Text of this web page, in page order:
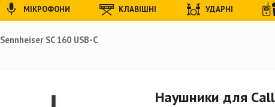
Sennheiser SC 160 USB-C
Наушники для
МІКРОФОНИ КЛАВІШНІ УДАРНІ